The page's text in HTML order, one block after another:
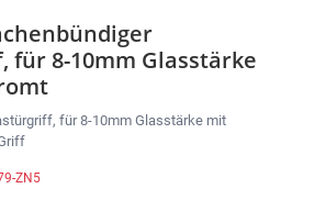
für 8-10mm Glasstärke
für 8-10mm Glasstärke mit
ZN5